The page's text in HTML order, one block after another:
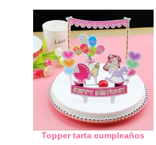
Topper tarta cumpleaños